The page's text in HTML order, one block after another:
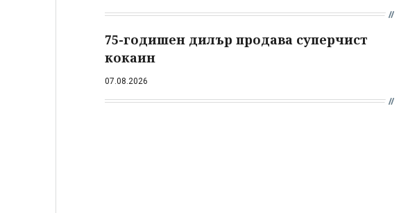
75-годишен дилър продава суперчист
кокаин
07.08.2026